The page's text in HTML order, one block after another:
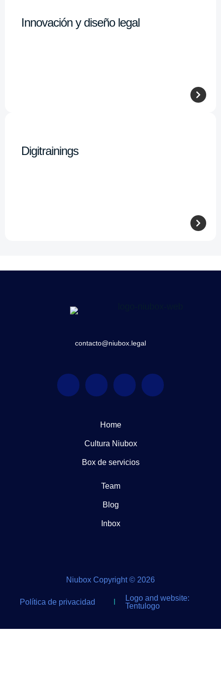
Innovación y diseño legal
Digitrainings
contacto@niubox.legal
Home
Cultura Niubox
Box de servicios
Team
Blog
Inbox
Niubox Copyright © 2026
Política de privacidad
Logo and website:
Tentulogo